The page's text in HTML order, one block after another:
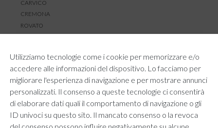
Utilizziamo tecnologie come i cookie per memorizzare e/o
accedere alle informazioni del dispositivo. Lo facciamo per
migliorare l'esperienza di navigazione e per mostrare annunci
personalizzati. Il consenso a queste tecnologie ci consentirà
di elaborare dati quali il comportamento di navigazione o gli
ID univoci su questo sito. Il mancato consenso o la revoca
CARVICO
CREMONA
ROVATO
RESI E RIMBORSI
REGOLAMENTO LOYALTY
CONTATTACI